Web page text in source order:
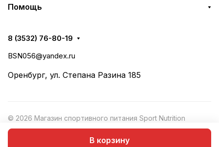
В корзину
Помощь
8 (3532) 76-80-19
BSN056@yandex.ru
Оренбург, ул. Степана Разина 185
© 2026 Магазин спортивного питания Sport Nutrition
Рекомендательные